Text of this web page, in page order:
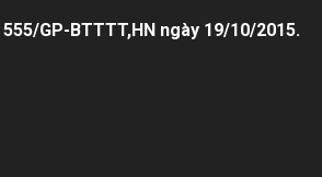
GP-BTTTT,HN ngày 19/10/2015.